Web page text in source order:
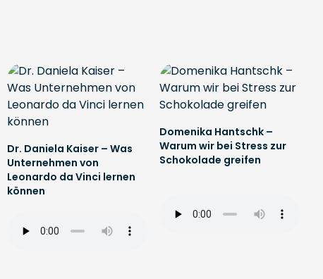
Dr. Daniela Kaiser – Was
Unternehmen von
Leonardo da Vinci lernen
können
Domenika Hantschk –
Warum wir bei Stress zur
Schokolade greifen